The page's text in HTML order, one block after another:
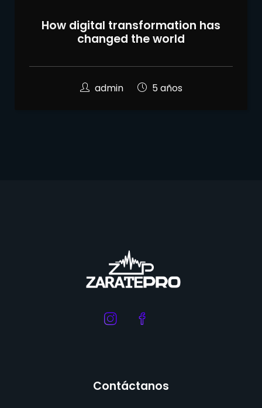
How digital transformation has
changed the world
admin 5 años
Contáctanos